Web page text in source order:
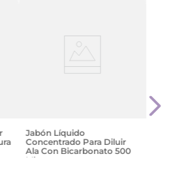
Jabón Líquido
Concentrado Para Diluir
Ala Con Bicarbonato 500
Ml
Skip